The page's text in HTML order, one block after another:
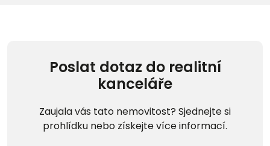
Poslat dotaz do realitní
kanceláře
Zaujala vás tato nemovitost? Sjednejte si
prohlídku nebo získejte více informací.